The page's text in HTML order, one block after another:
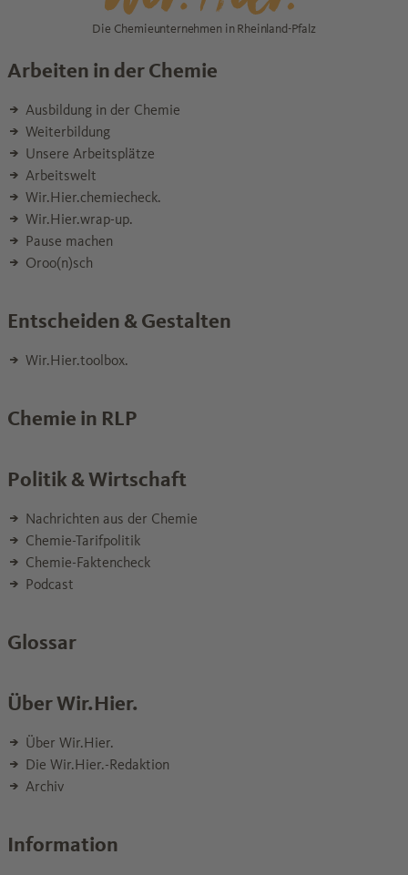
Die Chemieunternehmen in Rheinland-Pfalz
Arbeiten in der Chemie
Ausbildung in der Chemie
Weiterbildung
Unsere Arbeitsplätze
Arbeitswelt
Wir.Hier.chemiecheck.
Wir.Hier.wrap-up.
Pause machen
Oroo(n)sch
Entscheiden & Gestalten
Wir.Hier.toolbox.
Chemie in RLP
Politik & Wirtschaft
Nachrichten aus der Chemie
Chemie-Tarifpolitik
Chemie-Faktencheck
Podcast
Glossar
Über Wir.Hier.
Über Wir.Hier.
Die Wir.Hier.-Redaktion
Archiv
Information